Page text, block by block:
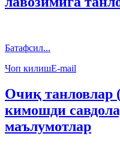
Батафсил...
Чоп килишE-mail
Очиқ танловлар
кимошди
маълумотлар